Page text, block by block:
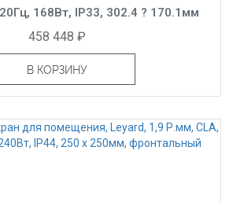
168Вт, IP33, 302.4 ? 170.1мм
458 448 ₽
В КОРЗИНУ